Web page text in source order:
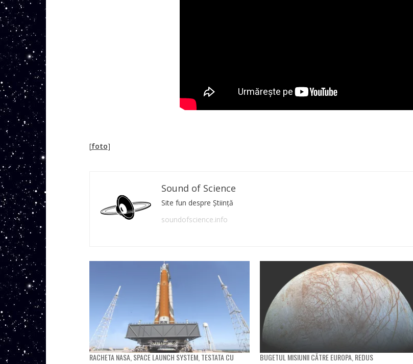
[foto]
Sound of Science
Site fun despre Știință
soundofscience.info
RACHETA NASA, SPACE LAUNCH SYSTEM, TESTATA CU
BUGETUL MISIUNII CĂTRE EUROPA, REDUS